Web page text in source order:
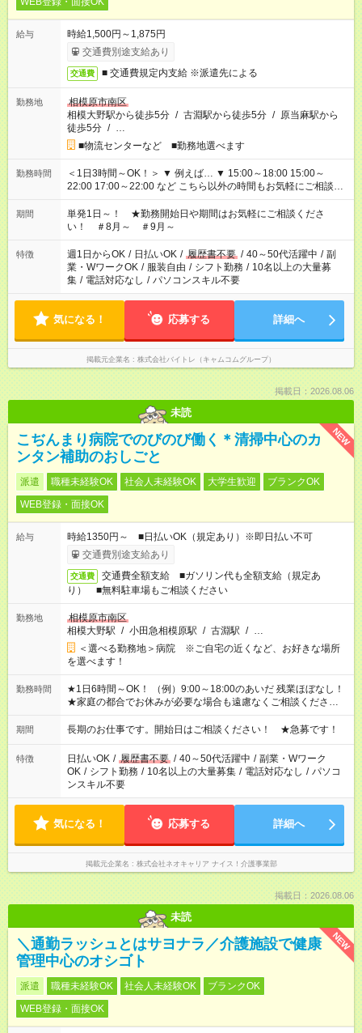
給与
時給1,500円～1,875円
交通費別途支給あり
交通費 ■ 交通費規定内支給 ※派遣先による
勤務地
相模原市南区
相模大野駅から徒歩5分 / 古淵駅から徒歩5分 / 原当麻駅から
徒歩5分 / …
■物流センターなど ■勤務地選べます
勤務時間
＜1日3時間～OK！＞ ▼ 例えば… ▼ 15:00～18:00 15:00～
22:00 17:00～22:00 など こちら以外の時間もお気軽にご相談く
ださい！
期間
単発1日～！ ★勤務開始日や期間はお気軽にご相談くださ
い！ ＃8月～ ＃9月～
特徴 週1日からOK / 日払いOK / 履歴書不要 / 40～50代活躍中 / 副
業・WワークOK / 服装自由 / シフト勤務 / 10名以上の大量募
集 / 電話対応なし / パソコンスキル不要
気になる！ 応募する 詳細へ
掲載元企業名 株式会社バイトレ（キャムコムグループ）
掲載日：2026.08.06
未読
NEW
こぢんまり病院でのびのび働く＊清掃中心のカ
ンタン補助のおしごと
派遣 職種未経験OK 社会人未経験OK 大学生歓迎
ブランクOK
WEB登録・面接OK
給与
時給1350円～ ■日払いOK（規定あり）※即日払い不可
交通費別途支給あり
交通費
交通費全額支給 ■ガソリン代も全額支給（規定あ
り） ■無料駐車場もご相談ください
勤務地
相模原市南区
相模大野駅 / 小田急相模原駅 / 古淵駅 / …
＜選べる勤務地＞病院 ※ご自宅の近くなど、お好きな場所
を選べます！
勤務時間
★1日6時間～OK！ （例）9:00～18:00のあいだ 残業ほぼなし！
★家庭の都合でお休みが必要な場合も遠慮なくご相談ください。
※シフトはご希望に合わせて調整可能です。 その他、 ＊週4日・
1日7時間 ＊日勤のみ ＊土日休み ＊午前だけ・午後だけ ＊平日
仕事をご紹介できます！ 登録の際に、あなたのご希望をお聞か
せください。
期間 長期のお仕事です。開始日はご相談ください！ ★急募です！
特徴 日払いOK / 履歴書不要 / 40～50代活躍中 / 副業・Wワーク
OK / シフト勤務 / 10名以上の大量募集 / 電話対応なし / パソコ
ンスキル不要
気になる！ 応募する 詳細へ
掲載元企業名 株式会社ネオキャリア ナイス！介護事業部
掲載日：2026.08.06
未読
NEW
＼通勤ラッシュとはサヨナラ／介護施設で健康
管理中心のオシゴト
派遣 職種未経験OK 社会人未経験OK
ブランクOK
WEB登録・面接OK